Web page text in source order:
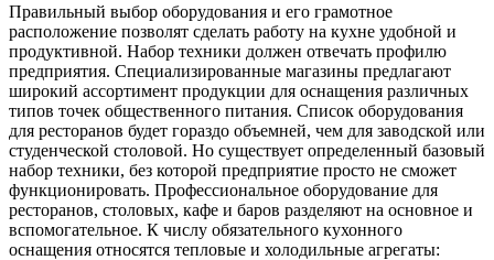
Правильный выбор оборудования и его грамотное
расположение позволят сделать работу на кухне удобной и
продуктивной. Набор техники должен отвечать профилю
предприятия. Специализированные магазины предлагают
широкий ассортимент продукции для оснащения различных
типов точек общественного питания. Список оборудования
для ресторанов будет гораздо объемней, чем для заводской или
студенческой столовой. Но существует определенный базовый
набор техники, без которой предприятие просто не сможет
функционировать. Профессиональное оборудование для
ресторанов, столовых, кафе и баров разделяют на основное и
вспомогательное. К числу обязательного кухонного
оснащения относятся тепловые и холодильные агрегаты: